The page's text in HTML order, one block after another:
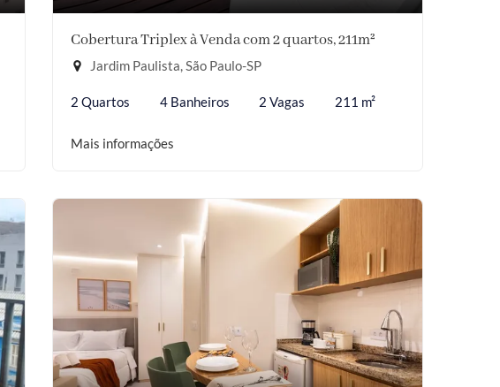
Cobertura Triplex à Venda com 2 quartos, 211m²
Jardim Paulista, São Paulo-SP
2 Quartos 4 Banheiros 2 Vagas 211 m²
Mais informações